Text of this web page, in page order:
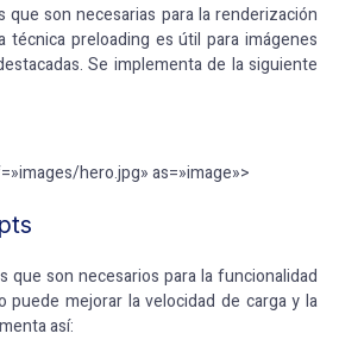
que son necesarias para la renderización
técnica preloading es útil para imágenes
Se implementa de la siguiente
hero.jpg» as=»image»>
que son necesarios para la funcionalidad
puede mejorar la velocidad de carga y la
así: